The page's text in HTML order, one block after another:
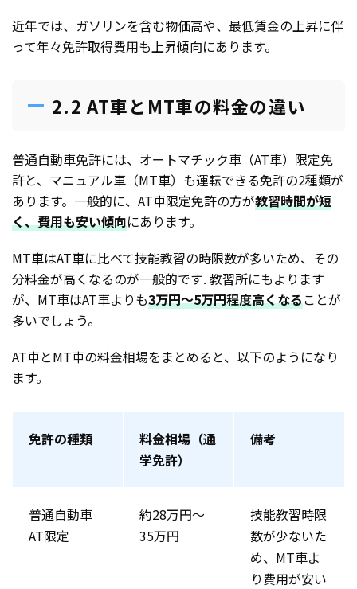
近年では、ガソリンを含む物価高や、最低賃金の上昇に伴
って年々免許取得費用も上昇傾向にあります。
2.2 AT車とMT車の料金の違い
普通自動車免許には、オートマチック車（AT車）限定免
許と、マニュアル車（MT車）も運転できる免許の2種類が
あります。一般的に、AT車限定免許の方が教習時間が短
く、費用も安い傾向にあります。
MT車はAT車に比べて技能教習の時限数が多いため、その
分料金が高くなるのが一般的です. 教習所にもよります
が、MT車はAT車よりも3万円〜5万円程度高くなることが
多いでしょう。
AT車とMT車の料金相場をまとめると、以下のようになり
ます。
免許の種類
料金相場（通
学免許）
備考
普通自動車
AT限定
約28万円～
35万円
技能教習時限
数が少ないた
め、MT車よ
り費用が安い